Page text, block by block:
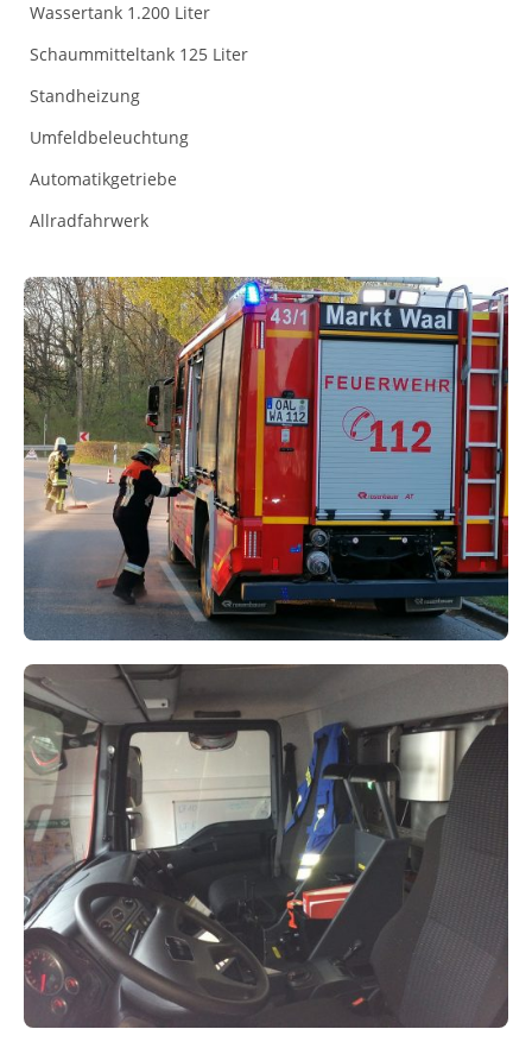
Wassertank 1.200 Liter
Schaummitteltank 125 Liter
Standheizung
Umfeldbeleuchtung
Automatikgetriebe
Allradfahrwerk